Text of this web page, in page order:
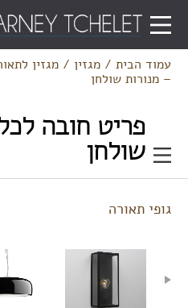
עמוד הבית/ מגזין/ מגזין
– מנורות שולחן
פריט חובה
שולחן
גופי תאורה